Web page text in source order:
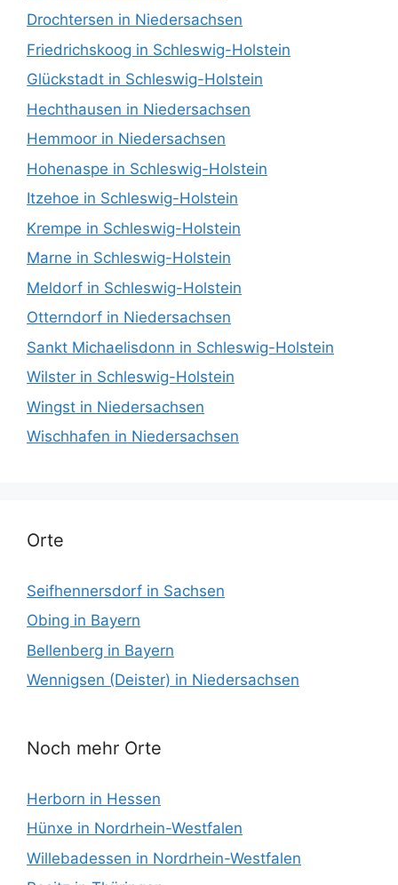
Drochtersen in Niedersachsen
Friedrichskoog in Schleswig-Holstein
Glückstadt in Schleswig-Holstein
Hechthausen in Niedersachsen
Hemmoor in Niedersachsen
Hohenaspe in Schleswig-Holstein
Itzehoe in Schleswig-Holstein
Krempe in Schleswig-Holstein
Marne in Schleswig-Holstein
Meldorf in Schleswig-Holstein
Otterndorf in Niedersachsen
Sankt Michaelisdonn in Schleswig-Holstein
Wilster in Schleswig-Holstein
Wingst in Niedersachsen
Wischhafen in Niedersachsen
Orte
Seifhennersdorf in Sachsen
Obing in Bayern
Bellenberg in Bayern
Wennigsen (Deister) in Niedersachsen
Noch mehr Orte
Herborn in Hessen
Hünxe in Nordrhein-Westfalen
Willebadessen in Nordrhein-Westfalen